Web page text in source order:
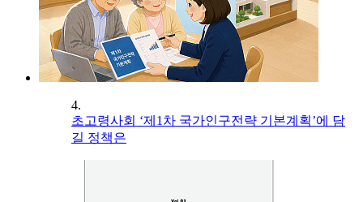
4.
초고령사회 ‘제1차 국가인구전략 기본계획’에 담
길 정책은